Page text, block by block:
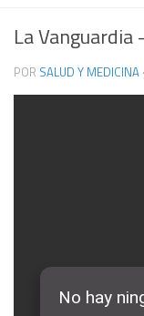
La Vanguardia
POR SALUD Y MEDICINA